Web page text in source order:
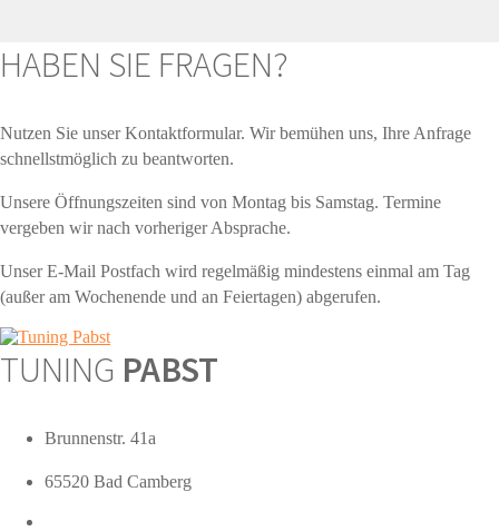
HABEN SIE FRAGEN?
Nutzen Sie unser Kontaktformular. Wir bemühen uns, Ihre Anfrage
schnellstmöglich zu beantworten.
Unsere Öffnungszeiten sind von Montag bis Samstag. Termine
vergeben wir nach vorheriger Absprache.
Unser E-Mail Postfach wird regelmäßig mindestens einmal am Tag
(außer am Wochenende und an Feiertagen) abgerufen.
TUNING PABST
Brunnenstr. 41a
65520 Bad Camberg